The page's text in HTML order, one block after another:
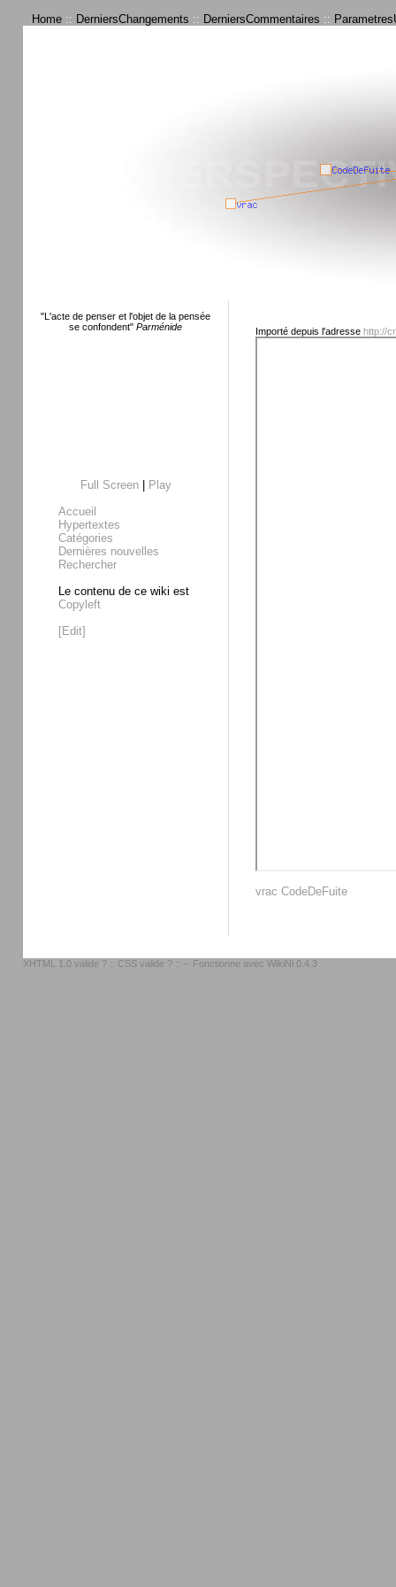
Home :: DerniersChangements :: DerniersCommentaires ::
"L'acte de penser et l'objet de la pensée
se confondent" Parménide
Full Screen|
Play
Accueil
Hypertextes
Catégories
Dernières nouvelles
Rechercher
Le contenu de ce wiki est
Copyleft
[Edit]
Importé depuis l'adresse http://
vrac CodeDeFuite
XHTML 1.0 valide ? :: CSS valide ? :: -- Fonctionne avec WikiNi 0.4.3